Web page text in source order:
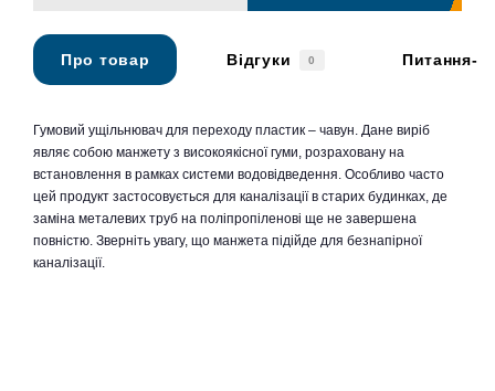
Про товар Відгуки 0 Питання-
Гумовий ущільнювач для переходу пластик – чавун. Дане виріб
являє собою манжету з високоякісної гуми, розраховану на
встановлення в рамках системи водовідведення. Особливо часто
цей продукт застосовується для каналізації в старих будинках, де
заміна металевих труб на поліпропіленові ще не завершена
повністю. Зверніть увагу, що манжета підійде для безнапірної
каналізації.